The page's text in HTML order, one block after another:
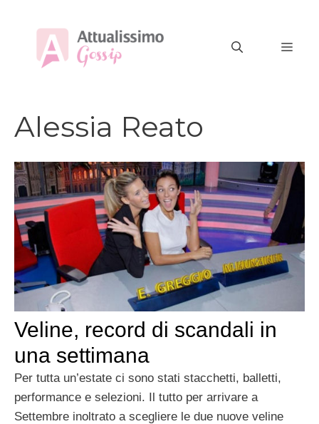
contenuto
Alessia Reato
Veline, record di scandali in
una settimana
Per tutta un’estate ci sono stati stacchetti, balletti,
performance e selezioni. Il tutto per arrivare a
Settembre inoltrato a scegliere le due nuove veline